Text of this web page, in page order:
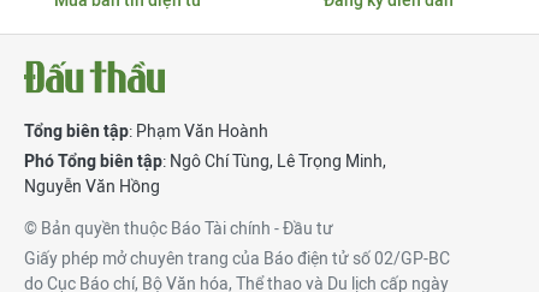
Tổng biên tập: Phạm Văn Hoành
Phó Tổng biên tập: Ngô Chí Tùng, Lê Trọng Minh,
Nguyễn Văn Hồng
© Bản quyền thuộc Báo Tài chính - Đầu tư
Giấy phép mở chuyên trang của Báo điện tử số 02/GP-BC
do Cục Báo chí, Bộ Văn hóa, Thể thao và Du lịch cấp ngày